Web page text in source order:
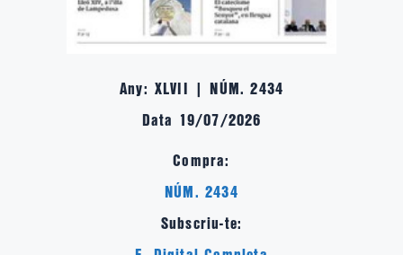
Any: XLVII | NÚM. 2434
Data 19/07/2026
Compra:
NÚM. 2434
Subscriu-te: